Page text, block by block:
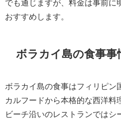
でも通じますが、料金は事前に
おすすめします。
ボラカイ島の食事事
ボラカイ島の食事はフィリピン
カルフードから本格的な西洋料
ビーチ沿いのレストランではシ